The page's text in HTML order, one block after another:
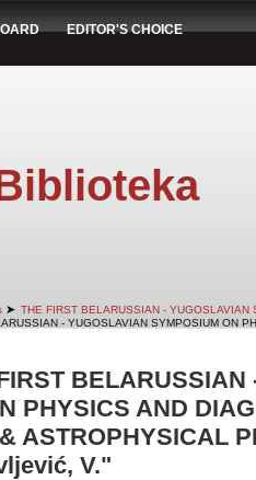
EDITOR'S CHOICE
➤ THE FIRST BELARUSSIAN -
- YUGOSLAVIAN SYMPOSIUM ON
BELARUSSIAN
PHYSICS AND
ASTROPHYSICAL
V."